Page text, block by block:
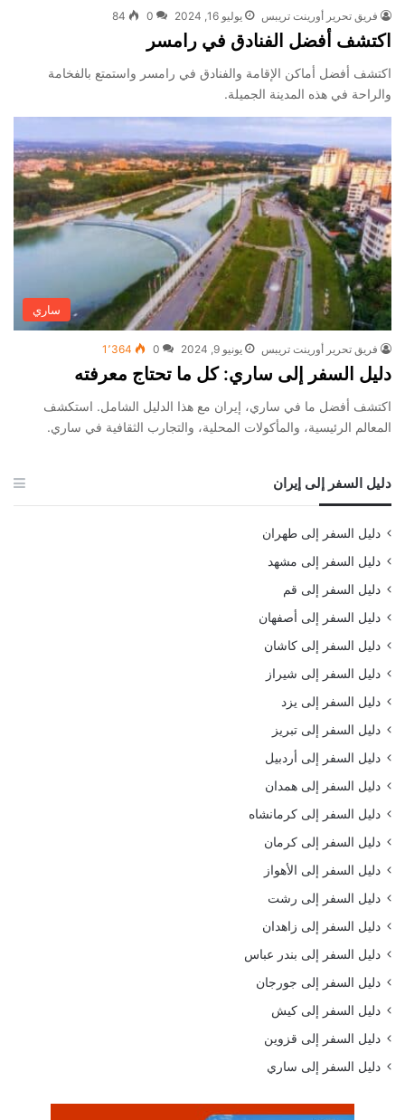
فريق تحرير أورينت تريبس يوليو 16, 2024 0
84
اكتشف أفضل الفنادق في رامسر
اكتشف أفضل أماكن الإقامة والفنادق في رامسر واستمتع بالفخامة
والراحة في هذه المدينة الجميلة.
ساري
فريق تحرير أورينت تريبس يونيو 9, 2024 0 1٬364
دليل السفر إلى ساري: كل ما تحتاج معرفته
اكتشف أفضل ما في ساري، إيران مع هذا الدليل الشامل. استكشف
المعالم الرئيسية، والمأكولات المحلية، والتجارب الثقافية في ساري.
دليل السفر إلى إيران
دليل السفر إلى طهران
دليل السفر إلى مشهد
دليل السفر إلى قم
دليل السفر إلى أصفهان
دليل السفر إلى كاشان
دليل السفر إلى شيراز
دليل السفر إلى يزد
دليل السفر إلى تبريز
دليل السفر إلى أردبيل
دليل السفر إلى همدان
دليل السفر إلى كرمانشاه
دليل السفر إلى كرمان
دليل السفر إلى الأهواز
دليل السفر إلى رشت
دليل السفر إلى زاهدان
دليل السفر إلى بندر عباس
دليل السفر إلى جورجان
دليل السفر إلى كيش
دليل السفر إلى قزوين
دليل السفر إلى ساري